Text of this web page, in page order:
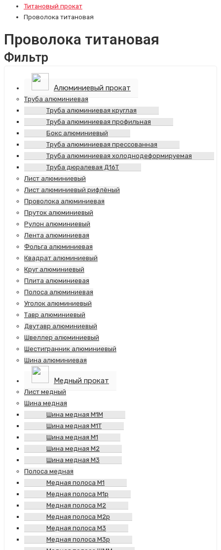
Титановый прокат
Проволока титановая
Проволока титановая
Фильтр
Алюминиевый прокат
Труба алюминиевая
Труба алюминиевая круглая
Труба алюминиевая профильная
Бокс алюминиевый
Труба алюминиевая прессованная
Труба алюминиевая холоднодеформируемая
Труба дюралевая Д16Т
Лист алюминиевый
Лист алюминиевый рифлёный
Проволока алюминиевая
Пруток алюминиевый
Рулон алюминиевый
Лента алюминиевая
Фольга алюминиевая
Квадрат алюминиевый
Круг алюминиевый
Плита алюминиевая
Полоса алюминиевая
Уголок алюминиевый
Тавр алюминиевый
Двутавр алюминиевый
Швеллер алюминиевый
Шестигранник алюминиевый
Шина алюминиевая
Медный прокат
Лист медный
Шина медная
Шина медная М1М
Шина медная М1Т
Шина медная М1
Шина медная М2
Шина медная М3
Полоса медная
Медная полоса М1
Медная полоса М1р
Медная полоса М2
Медная полоса М2р
Медная полоса М3
Медная полоса М3р